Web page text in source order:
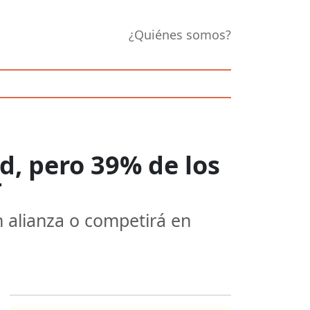
¿Quiénes somos?
pero 39% de los
o competirá en